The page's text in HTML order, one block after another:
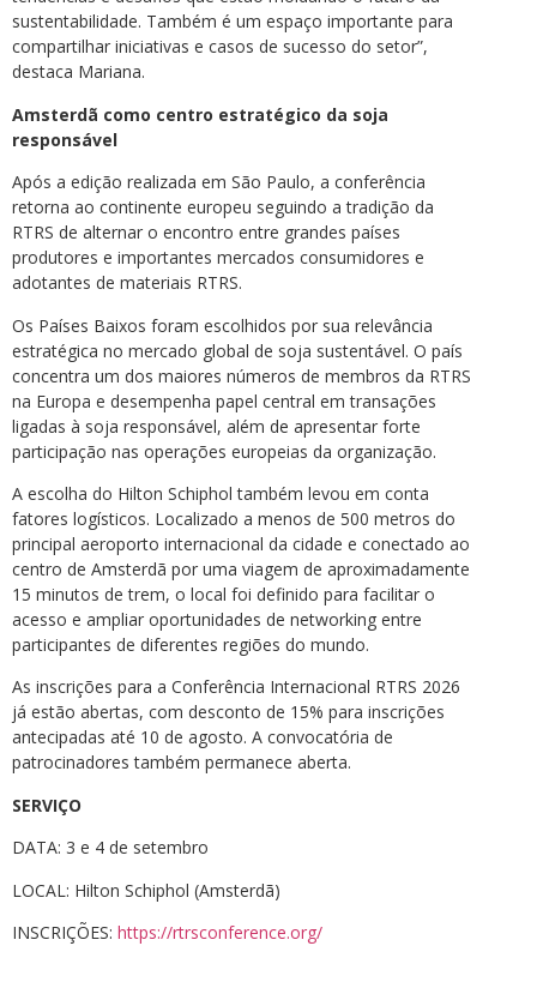
sustentabilidade. Também é um espaço importante para
compartilhar iniciativas e casos de sucesso do setor”,
destaca Mariana.
Amsterdã como centro estratégico da soja
responsável
Após a edição realizada em São Paulo, a conferência
retorna ao continente europeu seguindo a tradição da
RTRS de alternar o encontro entre grandes países
produtores e importantes mercados consumidores e
adotantes de materiais RTRS.
Os Países Baixos foram escolhidos por sua relevância
estratégica no mercado global de soja sustentável. O país
concentra um dos maiores números de membros da RTRS
na Europa e desempenha papel central em transações
ligadas à soja responsável, além de apresentar forte
participação nas operações europeias da organização.
A escolha do Hilton Schiphol também levou em conta
fatores logísticos. Localizado a menos de 500 metros do
principal aeroporto internacional da cidade e conectado ao
centro de Amsterdã por uma viagem de aproximadamente
15 minutos de trem, o local foi definido para facilitar o
acesso e ampliar oportunidades de networking entre
participantes de diferentes regiões do mundo.
As inscrições para a Conferência Internacional RTRS 2026
já estão abertas, com desconto de 15% para inscrições
antecipadas até 10 de agosto. A convocatória de
patrocinadores também permanece aberta.
SERVIÇO
DATA: 3 e 4 de setembro
LOCAL: Hilton Schiphol (Amsterdã)
INSCRIÇÕES: https://rtrsconference.org/